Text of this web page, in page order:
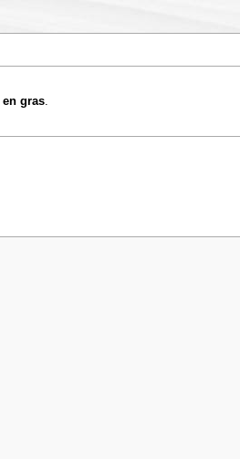
en gras.